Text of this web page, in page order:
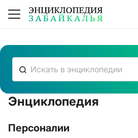
К сожалению, ничего не нашлось
Энциклопедия
Персоналии